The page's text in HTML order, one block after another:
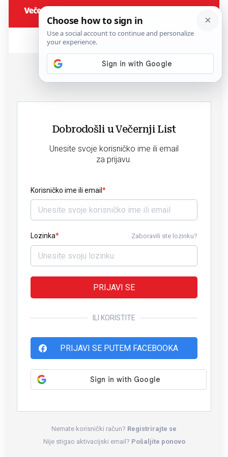
Dobrodošli u Večernji List
Unesite svoje korisničko ime ili email
za prijavu.
Korisničko ime ili email
Lozinka Zaboravili ste lozinku?
PRIJAVI SE
ILI KORISTITE
PRIJAVI SE PUTEM FACEBOOKA
Nemate korisnički račun? Registrirajte se
Nije stigao aktivacijski email? Pošaljite ponovo